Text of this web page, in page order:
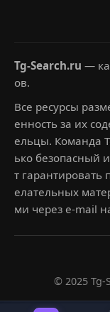
Tg-Search.ru —
ов.
Все ресурсы
енность за их
ельцы. Команда
ько безопасный
т
елательных
ми через e-mail
© 2025